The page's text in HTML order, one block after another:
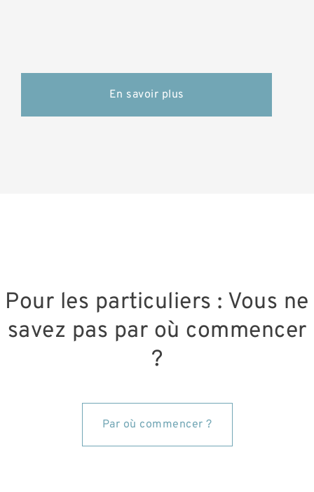
En savoir plus
Pour les particuliers : Vous ne
savez pas par où commencer
?
Par où commencer ?